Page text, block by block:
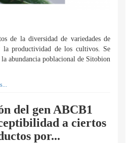
de la diversidad de variedades de
productividad de los cultivos. Se
abundancia poblacional de Sitobion
del gen ABCB1
a ciertos
por...